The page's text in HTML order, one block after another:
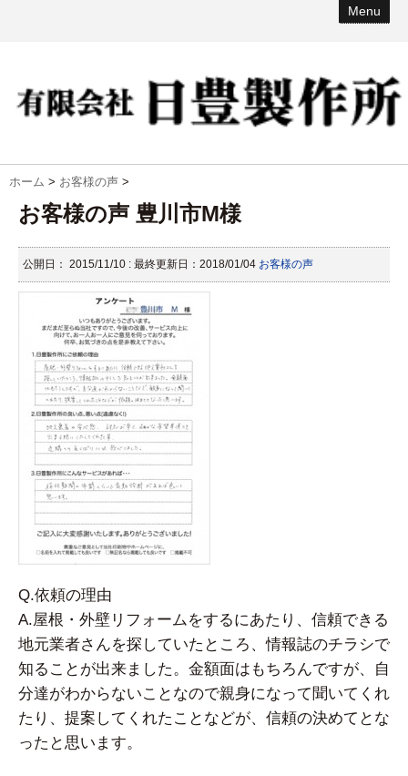
Menu
ホーム > お客様の声 >
お客様の声 豊川市M様
公開日： 2015/11/10 : 最終更新日：2018/01/04 お客様の声
Q.依頼の理由
A.屋根・外壁リフォームをするにあたり、信頼できる
地元業者さんを探していたところ、情報誌のチラシで
知ることが出来ました。金額面はもちろんですが、自
分達がわからないことなので親身になって聞いてくれ
たり、提案してくれたことなどが、信頼の決めてとな
ったと思います。